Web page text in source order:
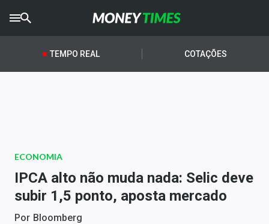
CRYPTOTIMES
AGROTIMES
Newsletters
Money Trader
Anuncie
TEMPO REAL COTAÇÕES
ECONOMIA
IPCA alto não muda nada: Selic deve
subir 1,5 ponto, aposta mercado
Por Bloomberg